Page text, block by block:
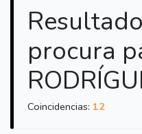
procura
Coincidencias: 12